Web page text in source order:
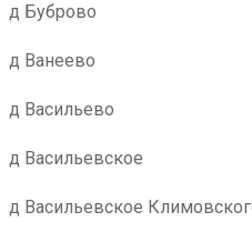
д Буброво
д Ванеево
д Васильево
д Васильевское
д Васильевское